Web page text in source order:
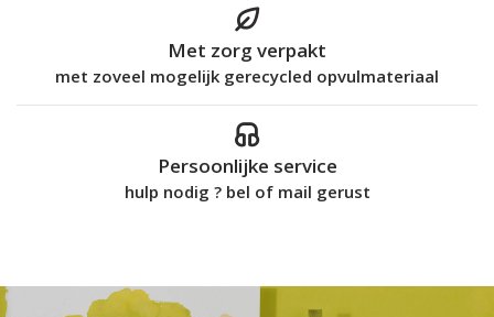
Met zorg verpakt
met zoveel mogelijk gerecycled opvulmateriaal
Persoonlijke service
hulp nodig ? bel of mail gerust